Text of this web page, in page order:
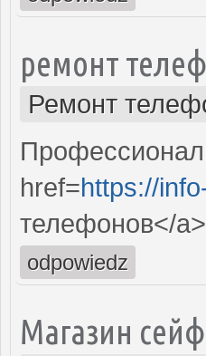
ремонт
Ремонт
href=https://
телефонов</a>
odpowiedz
Магазин